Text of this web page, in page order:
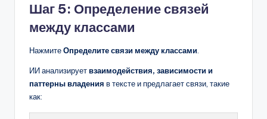
Шаг 5: Определение связей
между классами
НажмитеОпределите связи между классами.
ИИ анализируетвзаимодействия, зависимости и
паттерны владения в тексте и предлагает связи, такие
как: